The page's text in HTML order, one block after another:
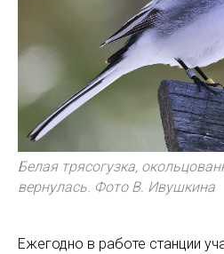
Белая трясогузка,
вернулась. Фото В. Ивушкина
Ежегодно в работе станции